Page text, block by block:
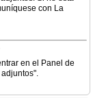
con La
en el Panel de